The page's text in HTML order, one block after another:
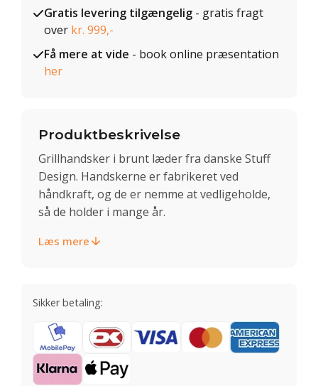
Gratis levering tilgængelig - gratis fragt
over kr. 999,-
Få mere at vide - book online præsentation
her
Produktbeskrivelse
Grillhandsker i brunt læder fra danske Stuff
Design. Handskerne er fabrikeret ved
håndkraft, og de er nemme at vedligeholde,
så de holder i mange år.
Læs mere
Sikker betaling: